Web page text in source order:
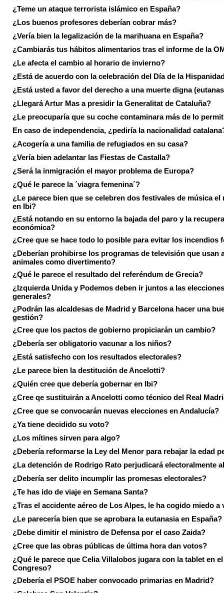
¿Teme un ataque terrorista islámico en España?
¿Los buenos profesores deberían cobrar más?
¿Vería bien la legalización de la marihuana en España?
¿Cambiarás tus hábitos alimentarios tras el informe de la
¿Le afecta el cambio al horario de invierno?
¿Está de acuerdo con la celebración del Día de la
¿Está usted a favor del derecho a una muerte digna
¿Llegará Artur Mas a presidir la Generalitat de Cataluña?
¿Le preocuparía que su coche contaminara más de lo
En caso de independencia, ¿pediría la nacionalidad
¿Acogería a una familia de refugiados en su casa?
¿Vería bien adelantar las Fiestas de Castalla?
¿Será la inmigración el mayor problema de Europa?
¿Qué le parece la ´viagra femenina´?
¿Le parece bien que se celebren dos festivales de música el
en Ibi?
¿Está notando en su entorno la bajada del paro y la
económica?
¿Cree que se hace todo lo posible para evitar los incendios
¿Deberían prohibirse los programas de televisión que usan
animales como divertimento?
¿Qué le parece el resultado del referéndum de Grecia?
¿Izquierda Unida y Podemos deben ir juntos a las elecciones
generales?
¿Podrán las alcaldesas de Madrid y Barcelona hacer una
gestión?
¿Cree que los pactos de gobierno propiciarán un cambio?
¿Debería ser obligatorio vacunar a los niños?
¿Está satisfecho con los resultados electorales?
¿Le parece bien la destitución de Ancelotti?
¿Quién cree que debería gobernar en Ibi?
¿Cree qe sustituirán a Ancelotti como técnico del Real
¿Cree que se convocarán nuevas elecciones en Andalucía?
¿Ya tiene decidido su voto?
¿Los mítines sirven para algo?
¿Debería reformarse la Ley del Menor para rebajar la edad
¿La detención de Rodrigo Rato perjudicará electoralmente
¿Debería ser delito incumplir las promesas electorales?
¿Te has ido de viaje en Semana Santa?
¿Tras el accidente aéreo de Los Alpes, le ha cogido miedo a
¿Le parecería bien que se aprobara la eutanasia en España?
¿Debe dimitir el ministro de Defensa por el caso Zaida?
¿Cree que las obras públicas de última hora dan votos?
¿Qué le parece que Celia Villalobos jugara con la tablet en el
Congreso?
¿Debería el PSOE haber convocado primarias en Madrid?